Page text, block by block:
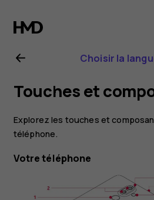
Guide
de
Nokia
7
Plus
Choisir la
Touches et
Explorez les touches et
téléphone.
Votre téléphone